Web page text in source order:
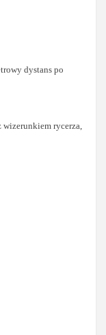
dystans po
wizerunkiem rycerza,